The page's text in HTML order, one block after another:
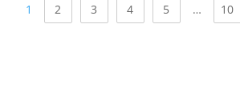
1 2 3 4 5 … 10